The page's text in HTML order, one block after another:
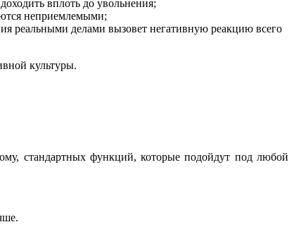
вплоть до увольнения;
неприемлемыми;
реальными делами вызовет негативную реакцию всего
культуры.
стандартных функций, которые подойдут под любой